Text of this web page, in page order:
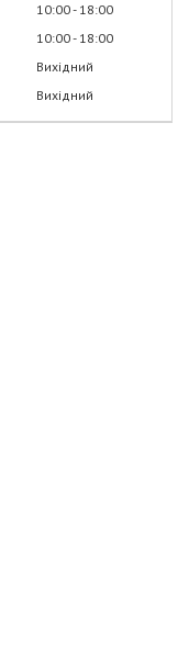
10:00 18:00
10:00 18:00
Вихідний
Вихідний